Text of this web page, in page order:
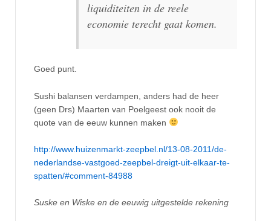
liquiditeiten in de reele
economie terecht gaat komen.
Goed punt.
Sushi balansen verdampen, anders had de heer
(geen Drs) Maarten van Poelgeest ook nooit de
quote van de eeuw kunnen maken
http://www.huizenmarkt-zeepbel.nl/13-08-2011/de-
nederlandse-vastgoed-zeepbel-dreigt-uit-elkaar-te-
spatten/#comment-84988
Suske en Wiske en de eeuwig uitgestelde rekening